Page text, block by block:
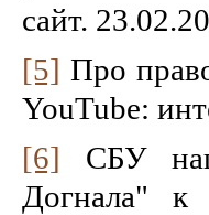
сайт.
[5] Про
YouTube:
[6] СБУ
Догнала"